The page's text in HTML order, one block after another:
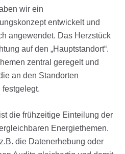
wir ein
entwickelt und
angewendet. Das Herzstück
auf den „Hauptstandort“.
zentral geregelt und
an den Standorten
festgelegt.
die frühzeitige Einteilung der
Energiethemen.
die Datenerhebung oder